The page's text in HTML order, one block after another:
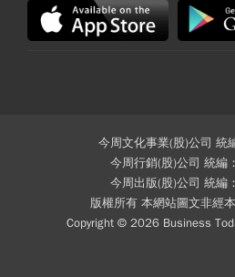
今周文化事業(股)公司 統
今周行銷(股)公司 統
今周出版(股)公司 統
版權所有 本網站圖文非經
Copyright © 2026 Business